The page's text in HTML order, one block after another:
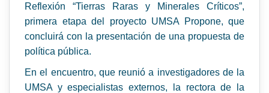
Reflexión “Tierras Raras y Minerales Críticos”,
primera etapa del proyecto UMSA Propone, que
concluirá con la presentación de una propuesta de
política pública.
En el encuentro, que reunió a investigadores de la
UMSA y especialistas externos, la rectora de la